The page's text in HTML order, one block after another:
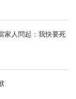
家人問起：我快要死